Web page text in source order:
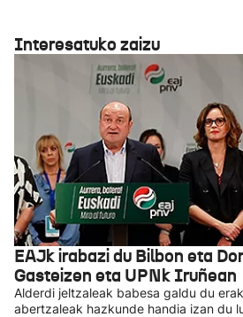
Interesatuko zaizu
EAJk irabazi du Bilbon eta
Gasteizen eta UPNk Iruñean
Alderdi jeltzaleak babesa galdu du
abertzaleak hazkunde handia izan du